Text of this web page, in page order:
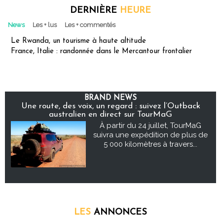
DERNIÈRE HEURE
News Les + lus Les + commentés
Le Rwanda, un tourisme à haute altitude
France, Italie : randonnée dans le Mercantour frontalier
BRAND NEWS
Une route, des voix, un regard : suivez l’Outback
australien en direct sur TourMaG
À partir du 24 juillet, TourMaG
suivra une expédition de plus de
5 000 kilomètres à travers...
LES ANNONCES